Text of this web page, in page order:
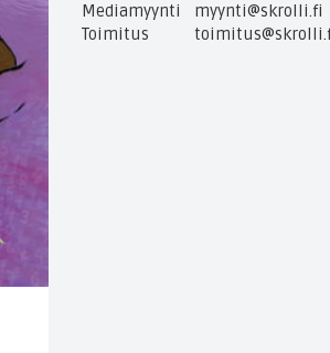
Mediamyynti
myynti@skrolli.fi
Toimitus